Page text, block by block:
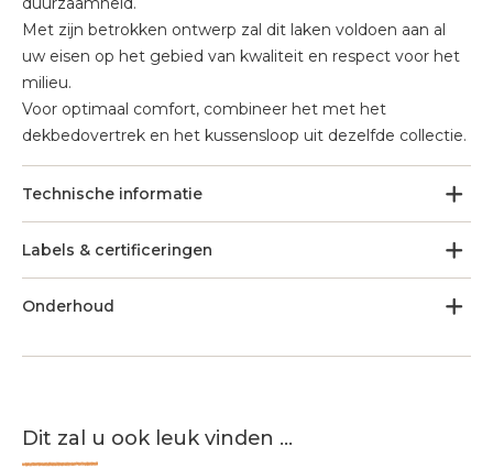
Met zijn betrokken ontwerp zal dit laken voldoen aan al
uw eisen op het gebied van kwaliteit en respect voor het
milieu.
Voor optimaal comfort, combineer het met het
dekbedovertrek en het kussensloop uit dezelfde collectie.
Technische informatie
Labels & certificeringen
Onderhoud
Dit zal u ook leuk vinden ...